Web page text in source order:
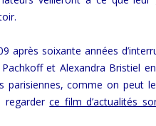
après soixante années
et Alexandra Bristiel en
parisiennes, comme on peut
regarderce film d’actualités